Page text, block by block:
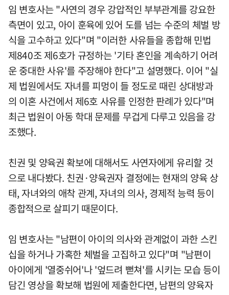
임 변호사는 "사연의 경우 강압적인 부부관계를 강요한
측면이 있고, 아이 훈육에 있어 도를 넘는 수준의 체벌 방
식을 고수하고 있다"며 "이러한 사유들을 종합해 민법
제840조 제6호가 규정하는 '기타 혼인을 계속하기 어려
운 중대한 사유'를 주장해야 한다"고 설명했다. 이어 "실
제 법원에서도 자녀를 피멍이 들 정도로 때린 상대방과
의 이혼 사건에서 제6호 사유를 인정한 판례가 있다"며
최근 법원이 아동 학대 문제를 무겁게 다루고 있음을 강
조했다.
친권 및 양육권 확보에 대해서도 사연자에게 유리할 것
으로 내다봤다. 친권·양육권자 결정에는 현재의 양육 상
태, 자녀와의 애착 관계, 자녀의 의사, 경제적 능력 등이
종합적으로 살피기 때문이다.
임 변호사는 "남편이 아이의 의사와 관계없이 과한 스킨
십을 하거나 가혹한 체벌을 고집하고 있다"며 "남편이
아이에게 '열중쉬어'나 '엎드려 뻗쳐'를 시키는 모습 등이
담긴 영상을 확보해 법원에 제출한다면, 남편의 양육자